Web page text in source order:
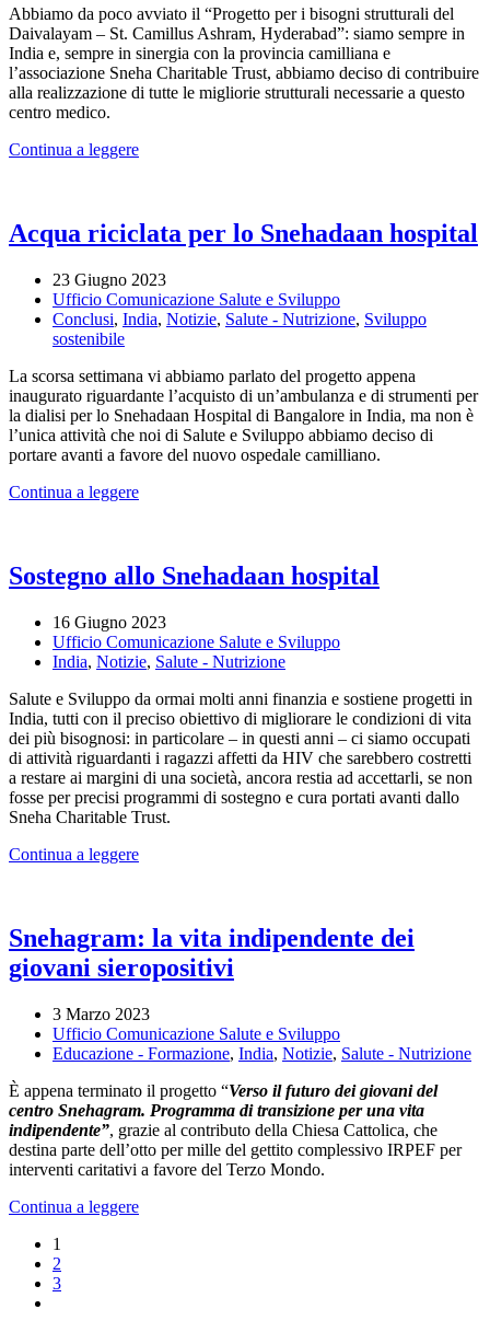
Abbiamo da poco avviato il “Progetto per i bisogni strutturali del
Daivalayam – St. Camillus Ashram, Hyderabad”: siamo sempre in
India e, sempre in sinergia con la provincia camilliana e
l’associazione Sneha Charitable Trust, abbiamo deciso di contribuire
alla realizzazione di tutte le migliorie strutturali necessarie a questo
centro medico.
Continua a leggere
Acqua riciclata per lo Snehadaan hospital
23 Giugno 2023
Ufficio Comunicazione Salute e Sviluppo
Conclusi, India, Notizie, Salute - Nutrizione, Sviluppo
sostenibile
La scorsa settimana vi abbiamo parlato del progetto appena
inaugurato riguardante l’acquisto di un’ambulanza e di strumenti per
la dialisi per lo Snehadaan Hospital di Bangalore in India, ma non è
l’unica attività che noi di Salute e Sviluppo abbiamo deciso di
portare avanti a favore del nuovo ospedale camilliano.
Continua a leggere
Sostegno allo Snehadaan hospital
16 Giugno 2023
Ufficio Comunicazione Salute e Sviluppo
India, Notizie, Salute - Nutrizione
Salute e Sviluppo da ormai molti anni finanzia e sostiene progetti in
India, tutti con il preciso obiettivo di migliorare le condizioni di vita
dei più bisognosi: in particolare – in questi anni – ci siamo occupati
di attività riguardanti i ragazzi affetti da HIV che sarebbero costretti
a restare ai margini di una società, ancora restia ad accettarli, se non
fosse per precisi programmi di sostegno e cura portati avanti dallo
Sneha Charitable Trust.
Continua a leggere
Snehagram: la vita indipendente dei
giovani sieropositivi
3 Marzo 2023
Ufficio Comunicazione Salute e Sviluppo
Educazione - Formazione, India, Notizie, Salute - Nutrizione
È appena terminato il progetto “Verso il futuro dei giovani del
centro Snehagram. Programma di transizione per una vita
indipendente”, grazie al contributo della Chiesa Cattolica, che
destina parte dell’otto per mille del gettito complessivo IRPEF per
interventi caritativi a favore del Terzo Mondo.
Continua a leggere
1
2
3